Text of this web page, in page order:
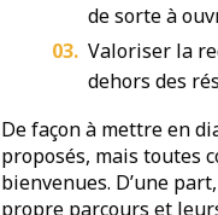
de sorte à
Valoriser la
dehors des
De façon à mettre en
proposés, mais toutes
bienvenues. D’une
propre parcours et